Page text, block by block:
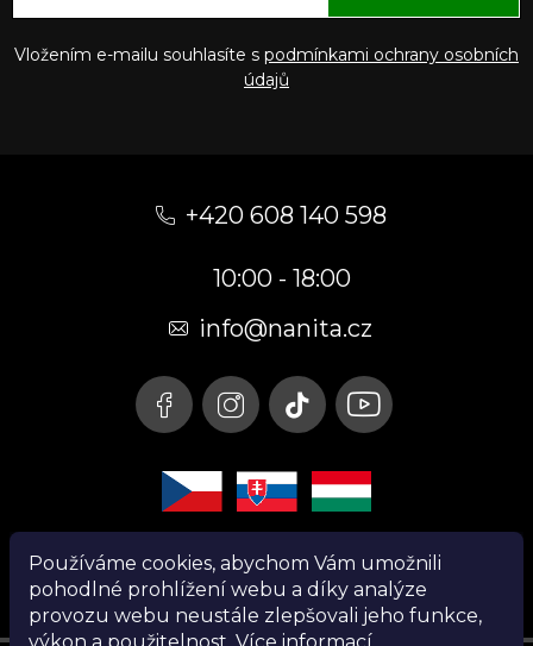
Používáme cookies, abychom Vám umožnili
pohodlné prohlížení webu a díky analýze
provozu webu neustále zlepšovali jeho funkce,
Vložením e-mailu souhlasíte s podmínkami ochrany osobních
údajů
+420 608 140 598
10:00 - 18:00
info@nanita.cz